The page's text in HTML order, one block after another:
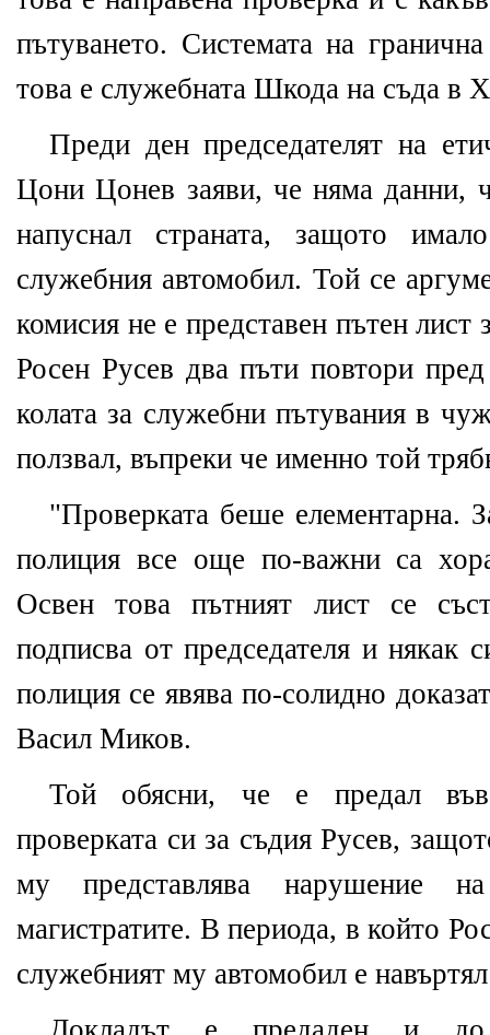
пътуването. Системата на
това е служебната Шкода на съда в
Преди ден председателят на
Цони Цонев заяви, че няма данни,
напуснал страната, защото
служебния автомобил. Той се
комисия не е представен пътен лист
Росен Русев два пъти повтори
колата за служебни пътувания в
ползвал, въпреки че именно той
"Проверката беше елементарна.
полиция все още по-важни са
Освен това пътният лист се
подписва от председателя и някак
полиция се явява по-солидно
Васил Миков.
Той обясни, че е предал
проверката си за съдия Русев,
му представлява нарушение
магистратите. В периода, в който
служебният му автомобил е